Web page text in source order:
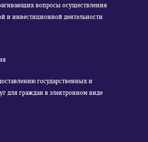
вопросы осуществления
и инвестиционной деятельности
государственных и
для граждан в электронном виде